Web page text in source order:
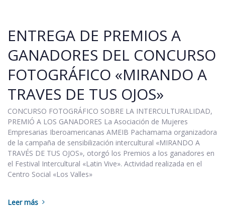
ENTREGA DE PREMIOS A
GANADORES DEL CONCURSO
FOTOGRÁFICO «MIRANDO A
TRAVES DE TUS OJOS»
CONCURSO FOTOGRÁFICO SOBRE LA INTERCULTURALIDAD,
PREMIÓ A LOS GANADORES La Asociación de Mujeres
Empresarias Iberoamericanas AMEIB Pachamama organizadora
de la campaña de sensibilización intercultural «MIRANDO A
TRAVÉS DE TUS OJOS», otorgó los Premios a los ganadores en
el Festival Intercultural «Latin Vive». Actividad realizada en el
Centro Social «Los Valles»
Leer más